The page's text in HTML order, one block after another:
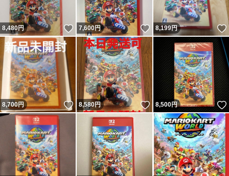
8,480円 いいね！
7,600円 いいね！
8,199円
8,700円 いいね！
8,580円 いいね！
8,500円